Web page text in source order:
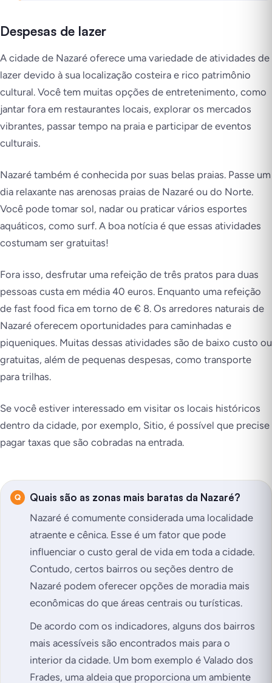
Despesas de lazer
A cidade de Nazaré oferece uma variedade de atividades de
lazer devido à sua localização costeira e rico patrimônio
cultural. Você tem muitas opções de entretenimento, como
jantar fora em restaurantes locais, explorar os mercados
vibrantes, passar tempo na praia e participar de eventos
culturais.
Nazaré também é conhecida por suas belas praias. Passe um
dia relaxante nas arenosas praias de Nazaré ou do Norte.
Você pode tomar sol, nadar ou praticar vários esportes
aquáticos, como surf. A boa notícia é que essas atividades
costumam ser gratuitas!
Fora isso, desfrutar uma refeição de três pratos para duas
pessoas custa em média 40 euros. Enquanto uma refeição
de fast food fica em torno de € 8. Os arredores naturais de
Nazaré oferecem oportunidades para caminhadas e
piqueniques. Muitas dessas atividades são de baixo custo ou
gratuitas, além de pequenas despesas, como transporte
para trilhas.
Se você estiver interessado em visitar os locais históricos
dentro da cidade, por exemplo, Sitio, é possível que precise
pagar taxas que são cobradas na entrada.
Quais são as zonas mais baratas da Nazaré?
Nazaré é comumente considerada uma localidade
atraente e cênica. Esse é um fator que pode
influenciar o custo geral de vida em toda a cidade.
Contudo, certos bairros ou seções dentro de
Nazaré podem oferecer opções de moradia mais
econômicas do que áreas centrais ou turísticas.
De acordo com os indicadores, alguns dos bairros
mais acessíveis são encontrados mais para o
interior da cidade. Um bom exemplo é Valado dos
Frades, uma aldeia que proporciona um ambiente